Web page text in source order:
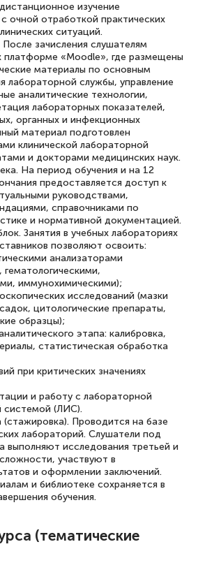
Академии! Грамотное,
Всё чётко и
повышение
Ещё раз - СПАСИБО!
5 уровня
2026
Я прошла курс
по
«Тренер-преподаватель
Хочется
при обращении
со мной
на все
вопросы и в течении
К
7 уровня
2026
на обучение онлайн, мне
огромное
литературы,
изучение
очной отработкой практических
ситуаций.
зачисления слушателям
платформе «Moodle», где размещены
материалы по основным
лабораторной службы, управление
аналитические технологии,
лабораторных показателей,
органных и инфекционных
материал подготовлен
клинической лабораторной
и докторами медицинских наук.
На период обучения и на 12
предоставляется доступ к
руководствами,
справочниками по
и нормативной документацией.
Занятия в учебных лабораториях
позволяют освоить:
анализаторами
иммунохимическими);
исследований (мазки
цитологические препараты,
образцы);
этапа: калибровка,
статистическая обработка
при критических значениях
и работу с лабораторной
(ЛИС).
(стажировка). Проводится на базе
лабораторий. Слушатели под
выполняют исследования третьей и
участвуют в
и оформлении заключений.
и библиотеке сохраняется в
обучения.
(тематические